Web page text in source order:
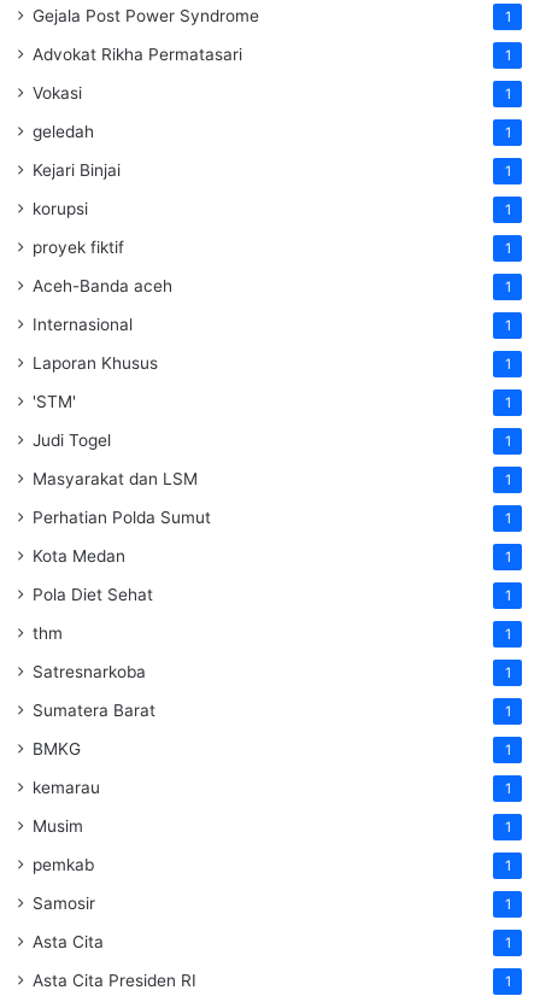
Gejala Post Power Syndrome 1
Advokat Rikha Permatasari 1
Vokasi 1
geledah 1
Kejari Binjai 1
korupsi 1
proyek fiktif 1
Aceh-Banda aceh 1
Internasional 1
Laporan Khusus 1
'STM' 1
Judi Togel 1
Masyarakat dan LSM 1
Perhatian Polda Sumut 1
Kota Medan 1
Pola Diet Sehat 1
thm 1
Satresnarkoba 1
Sumatera Barat 1
BMKG 1
kemarau 1
Musim 1
pemkab 1
Samosir 1
Asta Cita 1
Asta Cita Presiden RI 1